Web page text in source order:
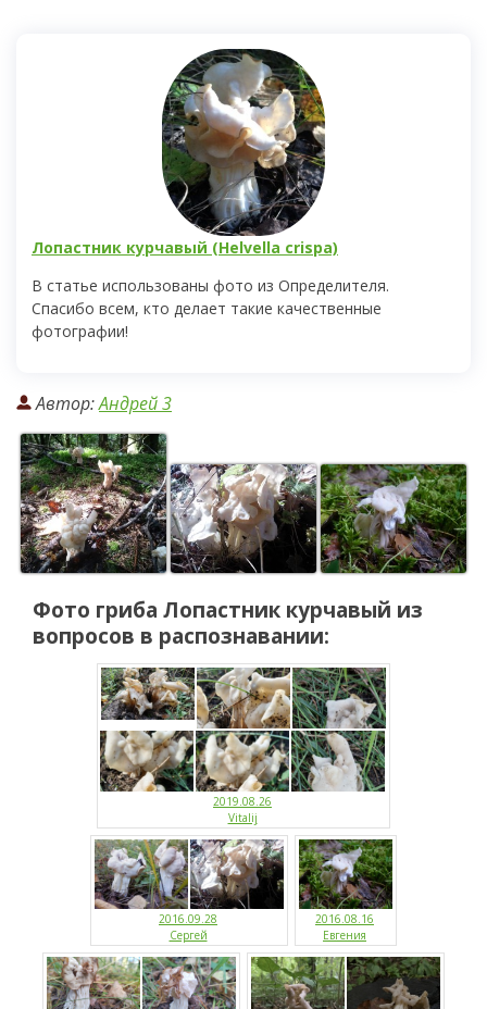
Лопастник курчавый (Helvella crispa)
В статье использованы фото из Определителя.
Спасибо всем, кто делает такие качественные
фотографии!
Автор:Андрей 3
Фото гриба Лопастник курчавый из
вопросов в распознавании:
2019.08.26
Vitalij
2016.09.28
Сергей
2016.08.16
Евгения